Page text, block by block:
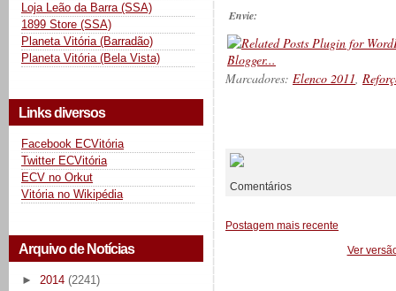
Loja Leão da Barra (SSA)
1899 Store (SSA)
Planeta Vitória (Barradão)
Planeta Vitória (Bela Vista)
Links diversos
Facebook ECVitória
Twitter ECVitória
ECV no Orkut
Vitória no Wikipédia
Arquivo de Notícias
► 2014 (2241)
Envie:
Marcadores: Elenco 2011,
Comentários
Postagem mais recente
Ver